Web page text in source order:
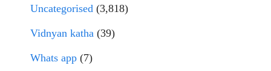
Uncategorised (3,818)
Vidnyan katha (39)
Whats app (7)